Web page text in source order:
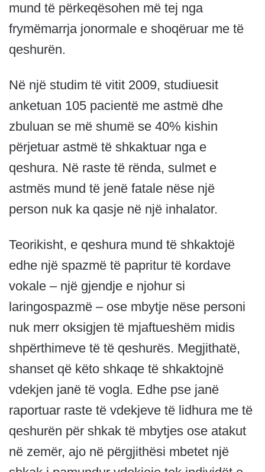
mund të përkeqësohen më tej nga
frymëmarrja jonormale e shoqëruar me të
qeshurën.
Në një studim të vitit 2009, studiuesit
anketuan 105 pacientë me astmë dhe
zbuluan se më shumë se 40% kishin
përjetuar astmë të shkaktuar nga e
qeshura. Në raste të rënda, sulmet e
astmës mund të jenë fatale nëse një
person nuk ka qasje në një inhalator.
Teorikisht, e qeshura mund të shkaktojë
edhe një spazmë të papritur të kordave
vokale – një gjendje e njohur si
laringospazmë – ose mbytje nëse personi
nuk merr oksigjen të mjaftueshëm midis
shpërthimeve të të qeshurës. Megjithatë,
shanset që këto shkaqe të shkaktojnë
vdekjen janë të vogla. Edhe pse janë
raportuar raste të vdekjeve të lidhura me të
qeshurën për shkak të mbytjes ose atakut
në zemër, ajo në përgjithësi mbetet një